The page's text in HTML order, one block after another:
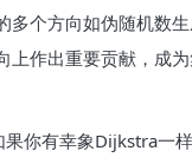
多个方向如伪随机数
上作出重要贡献，成
果你有幸象Dijkstra一